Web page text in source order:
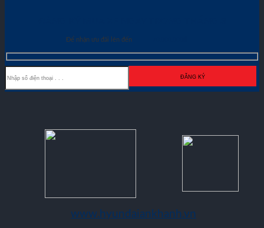
Để nhận ưu đãi lên đến
www.hyundaiankhanh.vn